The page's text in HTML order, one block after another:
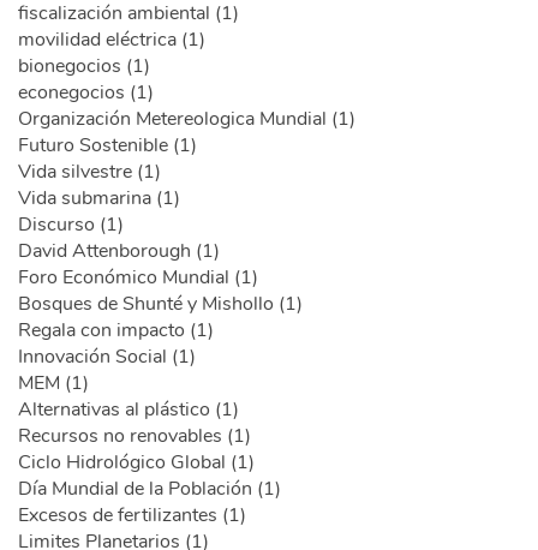
fiscalización ambiental (1)
movilidad eléctrica (1)
bionegocios (1)
econegocios (1)
Organización Metereologica Mundial (1)
Futuro Sostenible (1)
Vida silvestre (1)
Vida submarina (1)
Discurso (1)
David Attenborough (1)
Foro Económico Mundial (1)
Bosques de Shunté y Mishollo (1)
Regala con impacto (1)
Innovación Social (1)
MEM (1)
Alternativas al plástico (1)
Recursos no renovables (1)
Ciclo Hidrológico Global (1)
Día Mundial de la Población (1)
Excesos de fertilizantes (1)
Limites Planetarios (1)